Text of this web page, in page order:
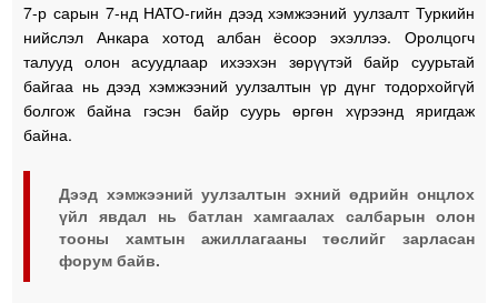
7-р сарын 7-нд НАТО-гийн дээд хэмжээний уулзалт Туркийн
нийслэл Анкара хотод албан ёсоор эхэллээ. Оролцогч
талууд олон асуудлаар ихээхэн зөрүүтэй байр суурьтай
байгаа нь дээд хэмжээний уулзалтын үр дүнг тодорхойгүй
болгож байна гэсэн байр суурь өргөн хүрээнд яригдаж
байна.
Дээд хэмжээний уулзалтын эхний өдрийн онцлох
үйл явдал нь батлан хамгаалах салбарын олон
тооны хамтын ажиллагааны төслийг зарласан
форум байв.